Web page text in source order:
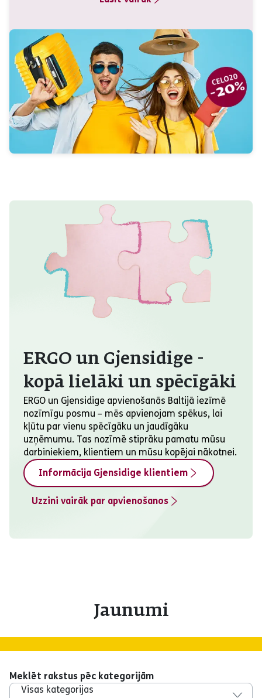
ERGO un Gjensidige -
kopā lielāki un spēcīgāki
ERGO un Gjensidige apvienošanās Baltijā iezīmē
nozīmīgu posmu – mēs apvienojam spēkus, lai
kļūtu par vienu spēcīgāku un jaudīgāku
uzņēmumu. Tas nozīmē stiprāku pamatu mūsu
darbiniekiem, klientiem un mūsu kopējai nākotnei.
Informācija Gjensidige klientiem
Uzzini vairāk par apvienošanos
Jaunumi
Meklēt rakstus pēc kategorijām
Visas kategorijas